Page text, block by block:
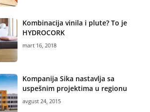
Kombinacija vinila i plute? To je
HYDROCORK
mart 16, 2018
Kompanija Sika nastavlja sa
uspešnim projektima u regionu
avgust 24, 2015